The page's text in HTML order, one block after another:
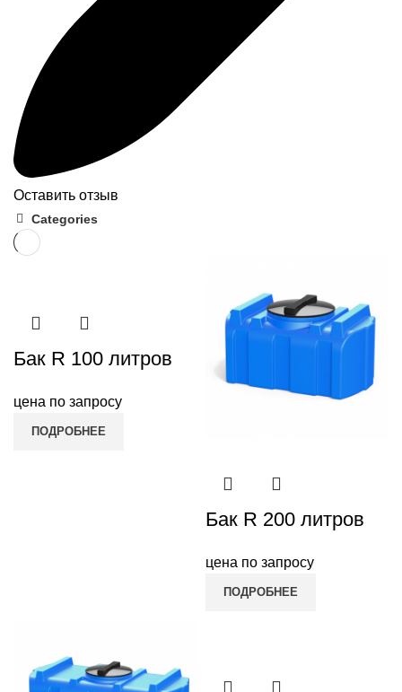
Оставить отзыв
Categories
Бак R 100 литров
цена по запросу
ПОДРОБНЕЕ
Бак R 200 литров
цена по запросу
ПОДРОБНЕЕ